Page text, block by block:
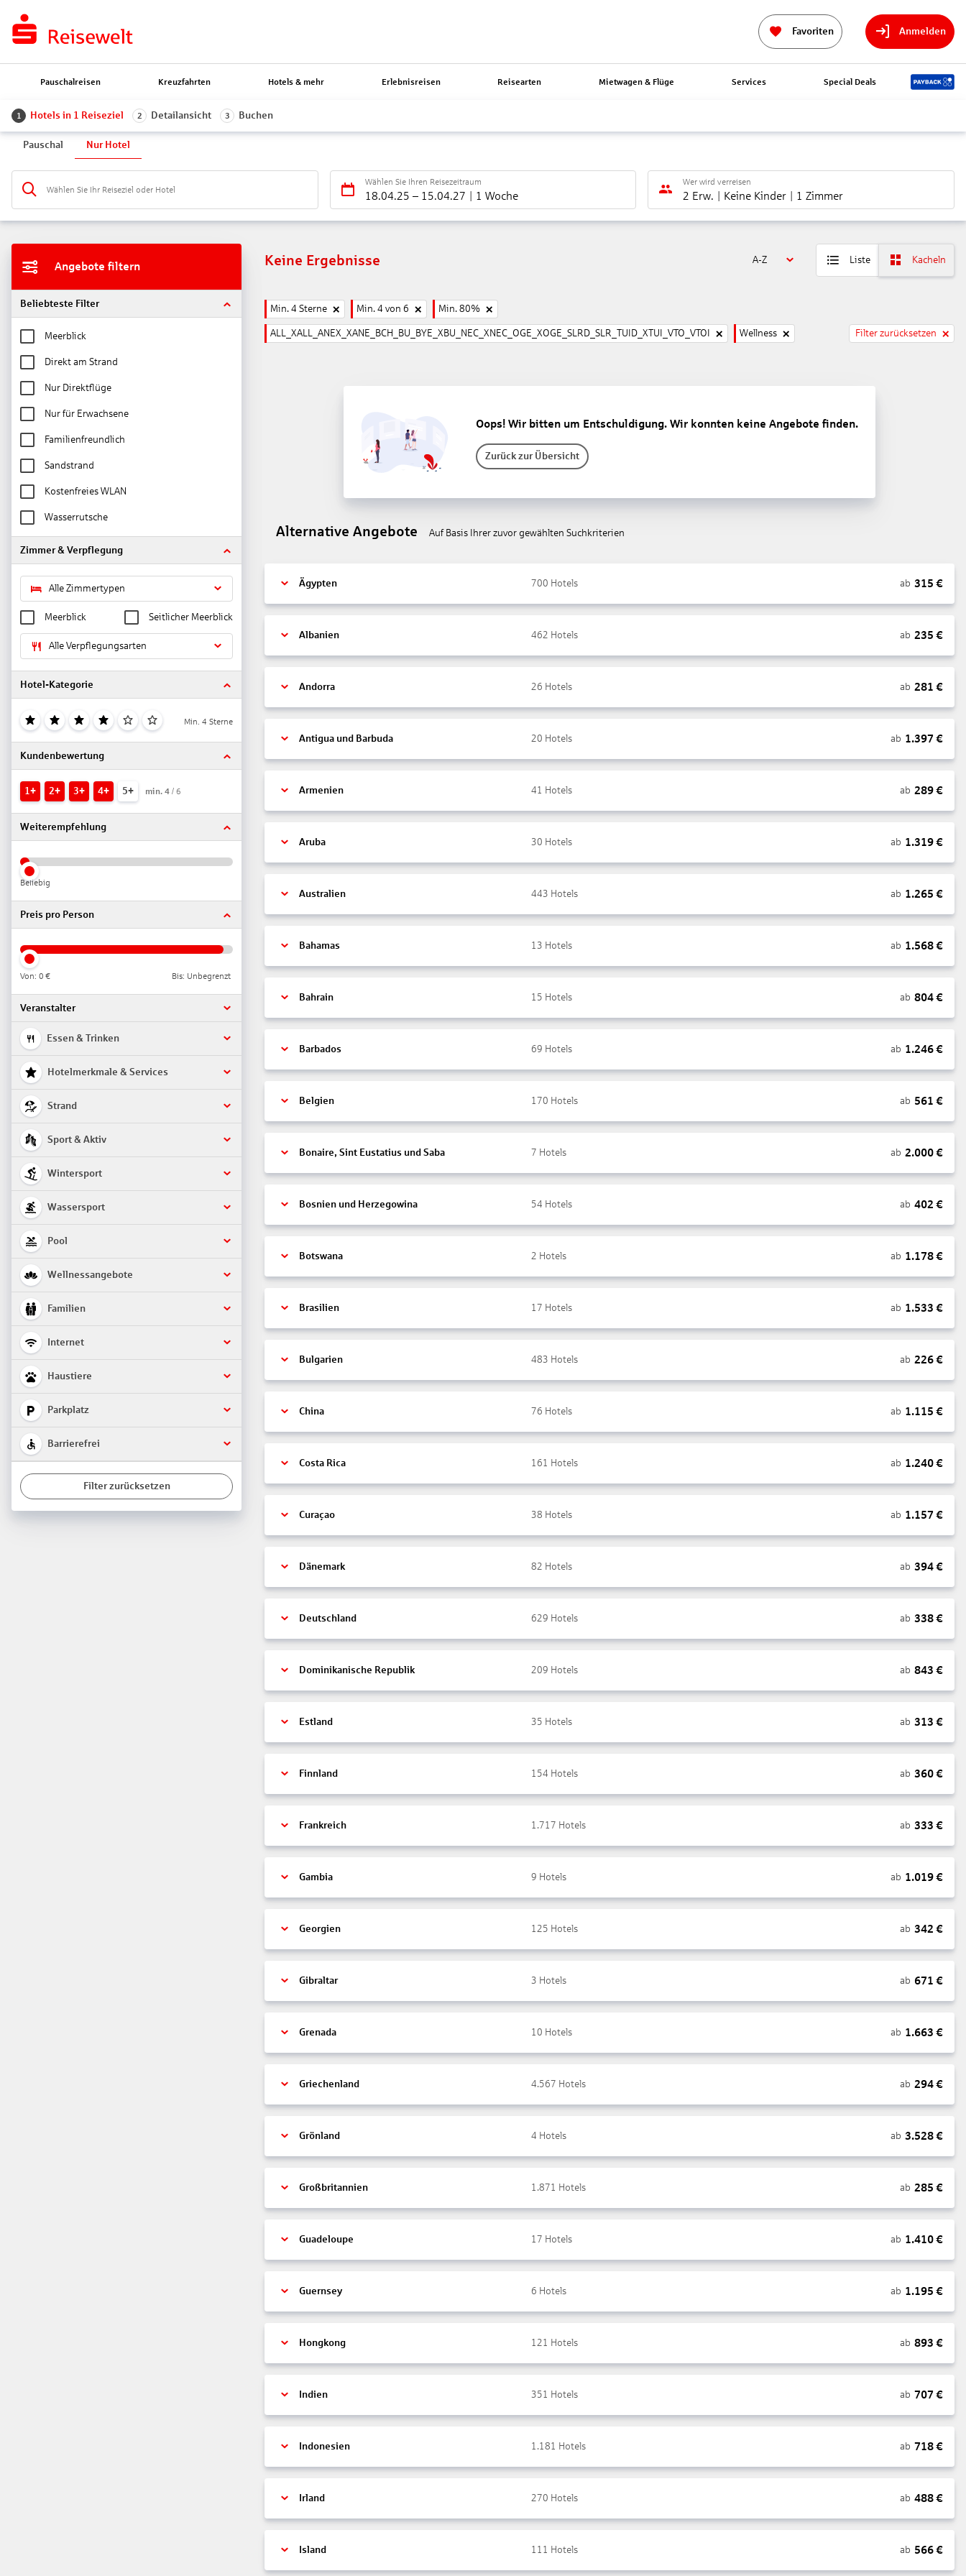
Favoriten Anmelden
Pauschalreisen Kreuzfahrten Hotels & mehr Erlebnisreisen Reisearten Mietwagen & Flüge Services Special Deals
1 Hotels in 1 Reiseziel 2 Detailansicht 3 Buchen
Pauschal Nur Hotel
Wählen Sie Ihr Reiseziel oder Hotel
Wählen Sie Ihren Reisezeitraum
18.04.25 – 15.04.27 1 Woche
Wer wird verreisen
2 Erw. Keine Kinder 1 Zimmer
Angebote filtern
Beliebteste Filter
Meerblick
Direkt am Strand
Nur Direktflüge
Nur für Erwachsene
Familienfreundlich
Sandstrand
Kostenfreies WLAN
Wasserrutsche
Zimmer & Verpflegung
Alle Zimmertypen
Meerblick Seitlicher Meerblick
Alle Verpflegungsarten
Hotel-Kategorie
Min. 4 Sterne
Kundenbewertung
1+ 2+ 3+ 4+ 5+ min. 4 / 6
Weiterempfehlung
Beliebig
Preis pro Person
Von: 0 € Bis: Unbegrenzt
Veranstalter
Essen & Trinken
Hotelmerkmale & Services
Strand
Sport & Aktiv
Wintersport
Wassersport
Pool
Wellnessangebote
Familien
Internet
Haustiere
Parkplatz
Barrierefrei
Filter zurücksetzen
Keine Ergebnisse A-Z Liste Kacheln
Min. 4 Sterne Min. 4 von 6 Min. 80%
ALL_XALL_ANEX_XANE_BCH_BU_BYE_XBU_NEC_XNEC_OGE_XOGE_SLRD_SLR_TUID_XTUI_VTO_VTOI Wellness Filter zurücksetzen
Oops! Wir bitten um Entschuldigung. Wir konnten keine Angebote finden.
Zurück zur Übersicht
Alternative Angebote Auf Basis Ihrer zuvor gewählten Suchkriterien
Ägypten 700 Hotels ab 315 €
Albanien 462 Hotels ab 235 €
Andorra 26 Hotels ab 281 €
Antigua und Barbuda 20 Hotels ab 1.397 €
Armenien 41 Hotels ab 289€
Aruba 30 Hotels ab 1.319€
Australien 443 Hotels ab 1.265 €
Bahamas 13 Hotels ab 1.568€
Bahrain 15 Hotels ab 804€
Barbados 69 Hotels ab 1.246€
Belgien 170 Hotels ab 561 €
Bonaire, Sint Eustatius und Saba 7 Hotels ab 2.000€
Bosnien und Herzegowina 54 Hotels ab 402 €
Botswana 2 Hotels ab 1.178€
Brasilien 17 Hotels ab 1.533 €
Bulgarien 483 Hotels ab 226€
China 76 Hotels ab 1.115 €
Costa Rica 161 Hotels ab 1.240€
Curaçao 38 Hotels ab 1.157 €
Dänemark 82 Hotels ab 394€
Deutschland 629 Hotels ab 338€
Dominikanische Republik 209 Hotels ab 843 €
Estland 35 Hotels ab 313 €
Finnland 154 Hotels ab 360€
Frankreich 1.717 Hotels ab 333 €
Gambia 9 Hotels ab 1.019€
Georgien 125 Hotels ab 342 €
Gibraltar 3 Hotels ab 671 €
Grenada 10 Hotels ab 1.663 €
Griechenland 4.567 Hotels ab 294€
Grönland 4 Hotels ab 3.528€
Großbritannien 1.871 Hotels ab 285 €
Guadeloupe 17 Hotels ab 1.410€
Guernsey 6 Hotels ab 1.195 €
Hongkong 121 Hotels ab 893 €
Indien 351 Hotels ab 707 €
Indonesien 1.181 Hotels ab 718€
Irland 270 Hotels ab 488€
Island 111 Hotels ab 566€